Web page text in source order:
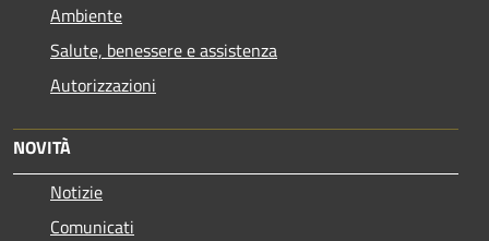
Ambiente
Salute, benessere e assistenza
Autorizzazioni
NOVITÀ
Notizie
Comunicati